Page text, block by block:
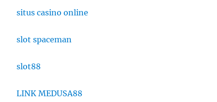
situs casino online
slot spaceman
slot88
LINK MEDUSA88